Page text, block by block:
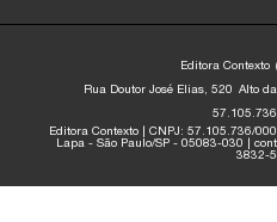
Editora Contexto
Rua Doutor José Elias, 520 Alto
Editora Contexto | CNPJ: 57.105.736/
Lapa - São Paulo/SP - 05083-030 |
3832-